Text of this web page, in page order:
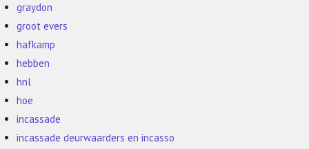
graydon
groot evers
hafkamp
hebben
hnl
hoe
incassade
incassade deurwaarders en incasso